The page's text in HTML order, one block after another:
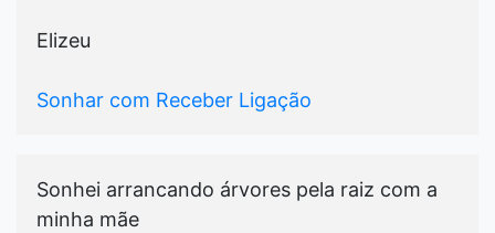
Elizeu
Sonhar com Receber Ligação
Sonhei arrancando árvores pela raiz com a
minha mãe